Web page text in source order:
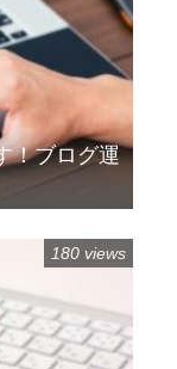
！ブログ運
180 views